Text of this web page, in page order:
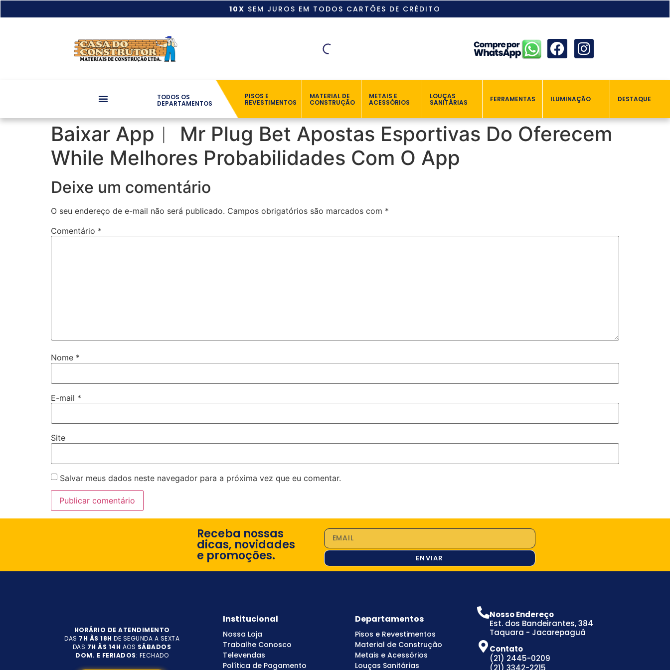
10X SEM JUROS EM TODOS CARTÕES DE CRÉDITO
TODOS OS
DEPARTAMENTOS
PISOS E
REVESTIMENTOS
MATERIAL DE
CONSTRUÇÃO
METAIS E
ACESSÓRIOS
LOUÇAS
SANITÁRIAS FERRAMENTAS ILUMINAÇÃO DESTAQUE
Baixar App︱ Mr Plug Bet Apostas Esportivas Do Oferecem
While Melhores Probabilidades Com O App
Deixe um comentário
O seu endereço de e-mail não será publicado. Campos obrigatórios são marcados com *
Comentário *
Nome *
E-mail *
Site
Salvar meus dados neste navegador para a próxima vez que eu comentar.
Receba nossas
dicas, novidades
e promoções. ENVIAR
HORÁRIO DE ATENDIMENTO
DAS 7H ÀS 18H DE SEGUNDA A SEXTA
DAS 7H ÀS 14H AOS SÁBADOS
DOM. E FERIADOS: FECHADO
Institucional
Nossa Loja
Trabalhe Conosco
Televendas
Política de Pagamento
Departamentos
Pisos e Revestimentos
Material de Construção
Metais e Acessórios
Louças Sanitárias
Nosso Endereço
Est. dos Bandeirantes, 384
Taquara - Jacarepaguá
Contato
(21) 2445-0209
(21) 3342-2215